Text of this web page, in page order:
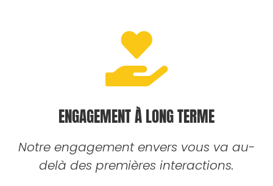
ENGAGEMENT À LONG TERME
Notre engagement envers vous va au-
delà des premières interactions.